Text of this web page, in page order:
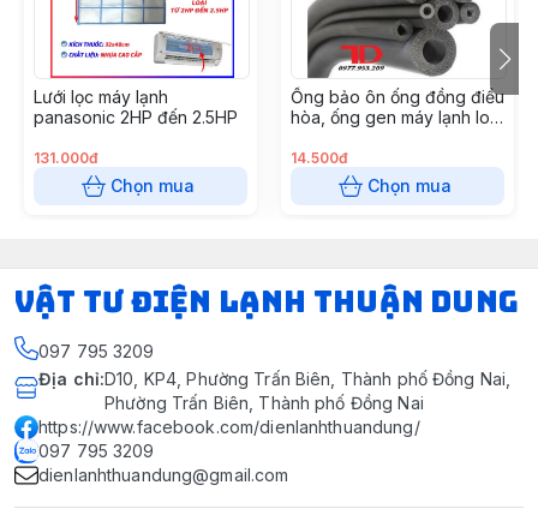
Lưới lọc máy lạnh
panasonic 2HP đến 2.5HP
131.000đ
Chọn mua
Ống bảo ôn ống đồng điều
hòa, ống gen máy lạnh loại
2 mét
14.500đ
Chọn mua
VẬT TƯ ĐIỆN LẠNH THUẬN DUNG
097 795 3209
Địa chỉ:D10, KP4, Phường Trấn Biên, Thành phố Đồng Nai,
Phường Trấn Biên, Thành phố Đồng Nai
https://www.facebook.com/dienlanhthuandung/
097 795 3209
dienlanhthuandung@gmail.com